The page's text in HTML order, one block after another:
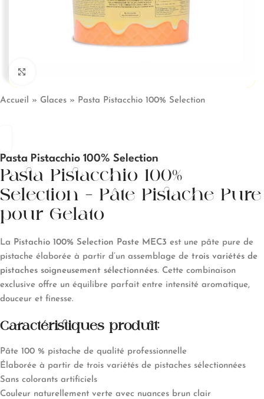
Accueil » Glaces » Pasta Pistacchio 100% Selection
Pasta Pistacchio 100% Selection
Pasta Pistacchio 100%
Selection – Pâte Pistache Pure
pour Gelato
La Pistachio 100% Selection Paste MEC3 est une pâte pure de
pistache élaborée à partir d’un assemblage de trois variétés de
pistaches soigneusement sélectionnées. Cette combinaison
exclusive offre un équilibre parfait entre intensité aromatique,
douceur et finesse.
Caractéristiques produit:
Pâte 100 % pistache de qualité professionnelle
Élaborée à partir de trois variétés de pistaches sélectionnées
Sans colorants artificiels
Couleur naturellement verte avec nuances brun clair